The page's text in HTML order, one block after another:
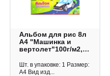
Альбом для рис 8л
А4 "Машинка и
вертолет"100г/м2,
Апплика
Шт. в упаковке: 1 Размер:
А4 Вид изд...